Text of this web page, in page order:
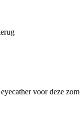
voor deze